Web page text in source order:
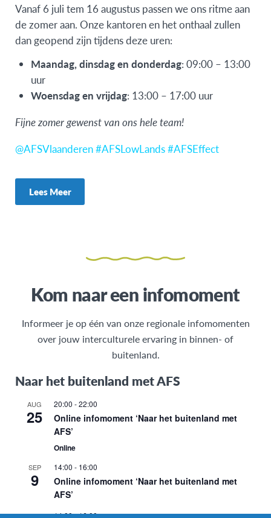
Vanaf 6 juli tem 16 augustus passen we ons ritme aan
de zomer aan. Onze kantoren en het onthaal zullen
dan geopend zijn tijdens deze uren:
Maandag, dinsdag en donderdag: 09:00 – 13:00
uur
Woensdag en vrijdag: 13:00 – 17:00 uur
Fijne zomer gewenst van ons hele team!
@AFSVlaanderen #AFSLowLands #AFSEffect
Lees Meer
Kom naar een infomoment
Informeer je op één van onze regionale infomomenten
over jouw interculturele ervaring in binnen- of
buitenland.
Naar het buitenland met AFS
AUG
25
20:00 -22:00
Online infomoment ‘Naar het buitenland met
AFS’
Online
SEP
9
14:00 - 16:00
Online infomoment ‘Naar het buitenland met
AFS’
OKT 14:00-16:00